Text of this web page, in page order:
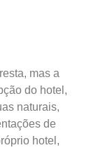
mas a
do hotel,
naturais,
de
hotel,